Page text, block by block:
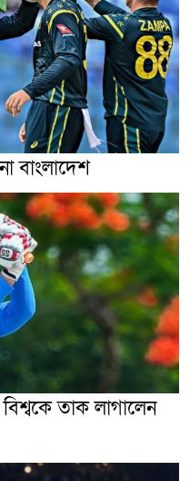
বাংলাদেশ
তাক লাগালেন